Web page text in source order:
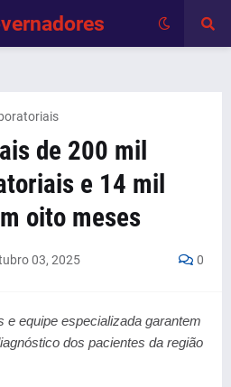
de 200 mil
e 14 mil
oito meses
03, 2025 0
e equipe especializada garantem
dos pacientes da região